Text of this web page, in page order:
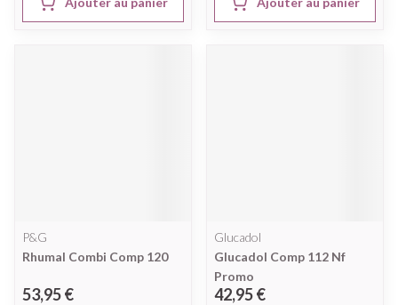
P&G
Rhumal Combi Comp 120
53,95 €
Glucadol
Glucadol Comp 112 Nf
Promo
42,95 €